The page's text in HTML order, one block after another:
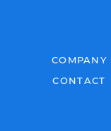
COMPANY
CONTACT